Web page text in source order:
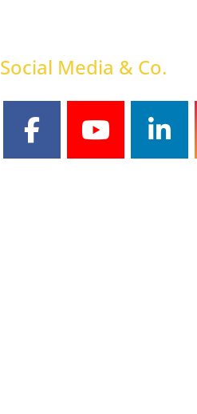
Social Media & Co.
facebookyoutube